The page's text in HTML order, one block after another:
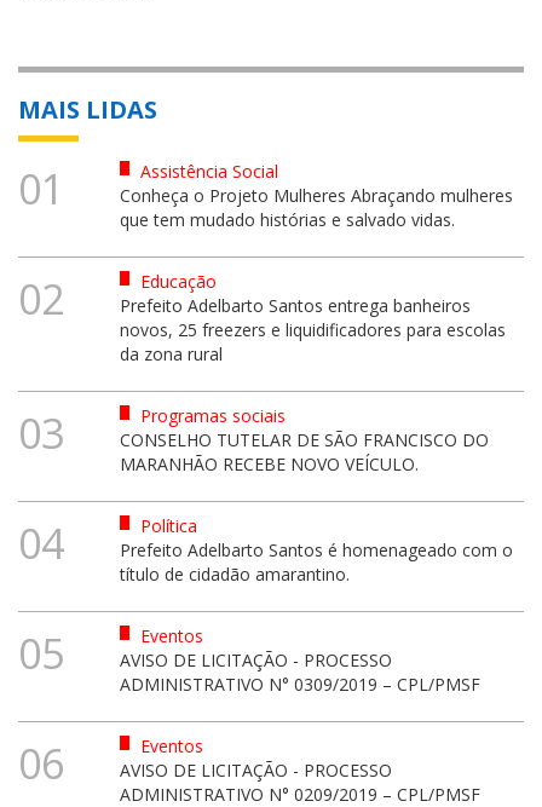
MAIS LIDAS
01
Assistência Social
Conheça o Projeto Mulheres Abraçando mulheres
que tem mudado histórias e salvado vidas.
02
Educação
Prefeito Adelbarto Santos entrega banheiros
novos, 25 freezers e liquidificadores para escolas
da zona rural
03
Programas sociais
CONSELHO TUTELAR DE SÃO FRANCISCO DO
MARANHÃO RECEBE NOVO VEÍCULO.
04
Política
Prefeito Adelbarto Santos é homenageado com o
título de cidadão amarantino.
05
Eventos
AVISO DE LICITAÇÃO - PROCESSO
ADMINISTRATIVO N° 0309/2019 – CPL/PMSF
06
Eventos
AVISO DE LICITAÇÃO - PROCESSO
ADMINISTRATIVO N° 0209/2019 – CPL/PMSF